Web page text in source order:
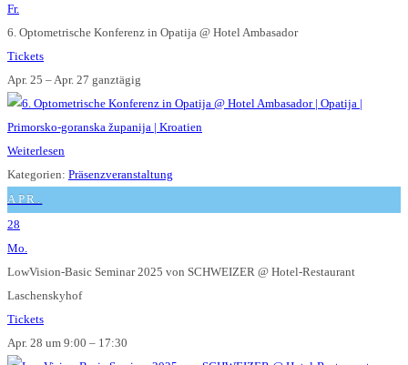
Fr.
6. Optometrische Konferenz in Opatija @ Hotel Ambasador
Tickets
Apr. 25 – Apr. 27 ganztägig
Weiterlesen
Kategorien: Präsenzveranstaltung
APR.
28
Mo.
LowVision-Basic Seminar 2025 von SCHWEIZER @ Hotel-Restaurant
Laschenskyhof
Tickets
Apr. 28 um 9:00 – 17:30